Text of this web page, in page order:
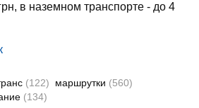
в наземном транспорте - до 4
(122) маршрутки (560)
(134)